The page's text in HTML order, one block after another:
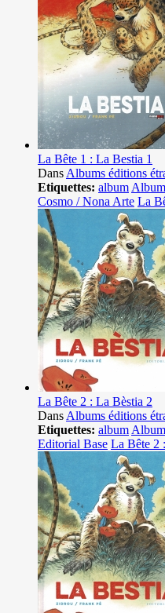
La Bête 1 : La Bestia 1
Dans Albums éditions
Etiquettes: album Album
Cosmo / Nona Arte La
La Bête 2 : La Bèstia 2
Dans Albums éditions
Etiquettes: album Album
Editorial Base La Bête 2